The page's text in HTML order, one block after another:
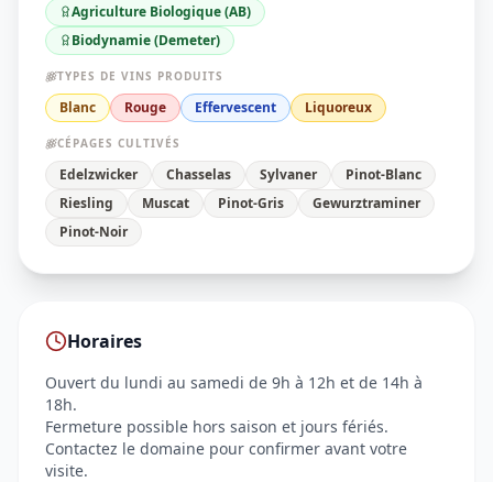
Agriculture Biologique (AB)
Biodynamie (Demeter)
TYPES DE VINS PRODUITS
Blanc Rouge Effervescent Liquoreux
CÉPAGES CULTIVÉS
Edelzwicker Chasselas Sylvaner
Pinot-Blanc
Riesling
Muscat Pinot-Gris
Gewurztraminer
Pinot-Noir
Horaires
Ouvert du lundi au samedi de 9h à 12h et de 14h à
18h.
Fermeture possible hors saison et jours fériés.
Contactez le domaine pour confirmer avant votre
visite.